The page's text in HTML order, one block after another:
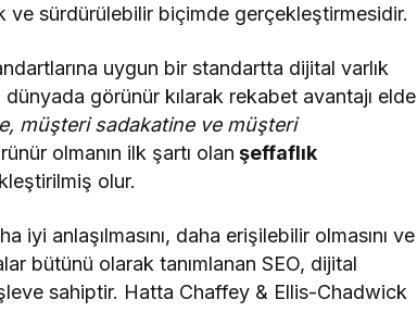
sürdürülebilir biçimde gerçekleştirmesidir.
uygun bir standartta dijital varlık
görünür kılarak rekabet avantajı elde
müşteri sadakatine ve müşteri
olmanın ilk şartı olan şeffaflık
olur.
iyi anlaşılmasını, daha erişilebilir olmasını ve
bütünü olarak tanımlanan SEO, dijital
sahiptir. Hatta Chaffey & Ellis-Chadwick